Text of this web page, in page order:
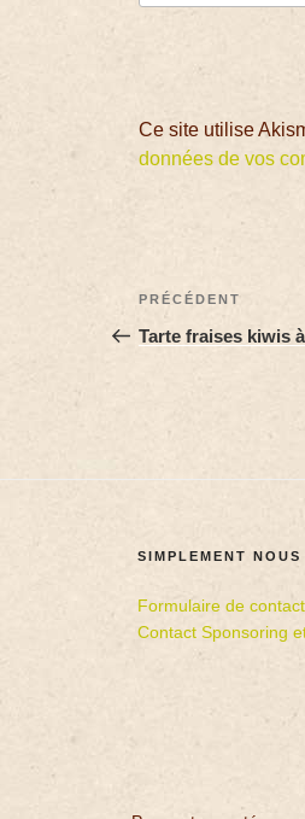
Ce site utilise
données de vos
PRÉCÉDENT
Tarte fraises kiwis
SIMPLEMENT NOUS
Formulaire de contact
Contact Sponsoring